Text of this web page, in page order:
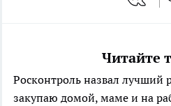
Читайте
Росконтроль назвал лучший
закупаю домой, маме и на